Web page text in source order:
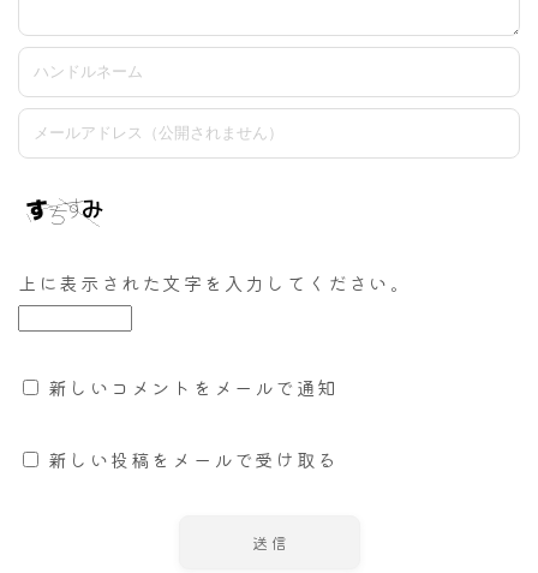
上に表示された文字を入力してください。
新しいコメントをメールで通知
新しい投稿をメールで受け取る